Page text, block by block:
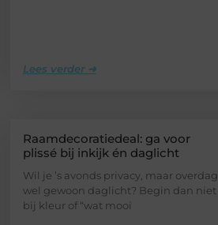
Lees verder ➜
Raamdecoratiedeal: ga voor
plissé bij inkijk én daglicht
Wil je ’s avonds privacy, maar overdag
wel gewoon daglicht? Begin dan niet
bij kleur of “wat mooi